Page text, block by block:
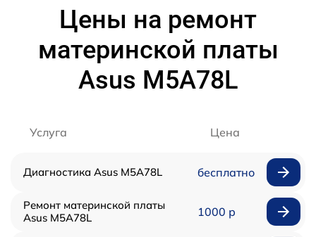
Цены на ремонт
материнской платы
Asus M5A78L
Услуга Цена
Диагностика Asus M5A78L бесплатно
Ремонт материнской платы
Asus M5A78L
1000 р